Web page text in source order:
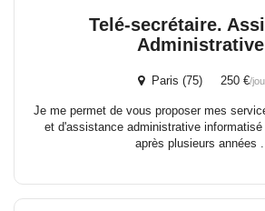
Telé-secrétaire.
Paris (75) 250 €/
Je me permet de vous proposer mes
et d'assistance administrative
après plusieurs années